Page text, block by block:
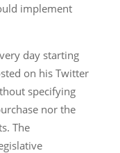
implement
day starting
on his Twitter
specifying
nor the
The